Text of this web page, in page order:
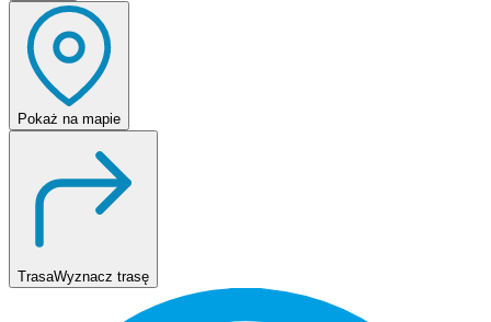
Pokaż na mapie
TrasaWyznacz trasę